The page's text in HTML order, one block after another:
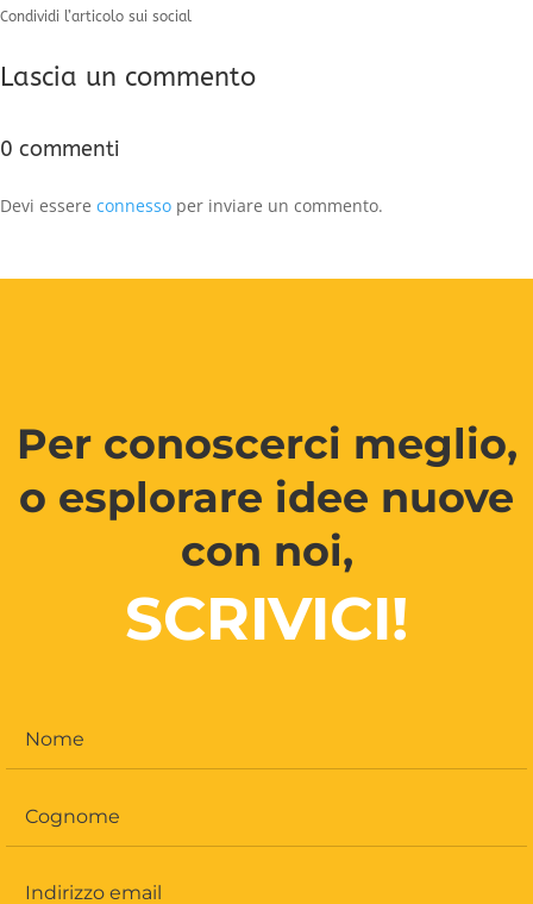
Condividi l’articolo sui social
Lascia un commento
0 commenti
Devi essere connesso per inviare un commento.
Per conoscerci meglio,
o esplorare idee nuove
con noi,
SCRIVICI!